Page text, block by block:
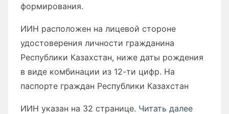
формирования.
ИИН расположен на лицевой стороне
удостоверения личности гражданина
Республики Казахстан, ниже даты рождения
в виде комбинации из 12-ти цифр. На
паспорте граждан Республики Казахстан
ИИН указан на 32 странице. Читать далее